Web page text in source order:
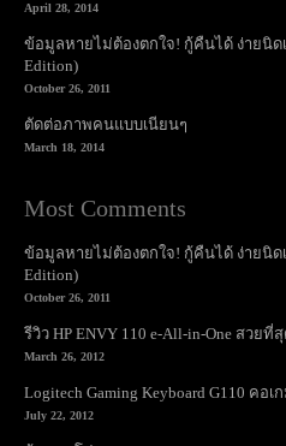
April 28, 2014
ข้อมูลหายไม่ต้องตกใจ! กู้คืนได้ ง่ายนิดเ
Edition)
October 26, 2011
ตัดต่อภาพคนแบบเนียนๆ
March 18, 2014
Most Comments
ข้อมูลหายไม่ต้องตกใจ! กู้คืนได้ ง่ายนิดเ
Edition)
October 26, 2011
รีวิว HP ENVY 110 e-All-in-One สว
March 26, 2012
Logitech Gaming Keyboard G110 คอ
July 22, 2012